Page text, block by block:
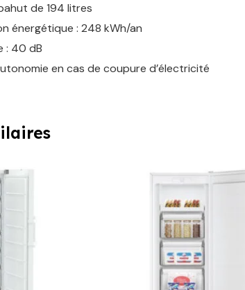
de 194 litres
énergétique : 248 kWh/an
: 40 dB
en cas de coupure d’électricité
:
€.
prix
initial
était :
399,00 €.